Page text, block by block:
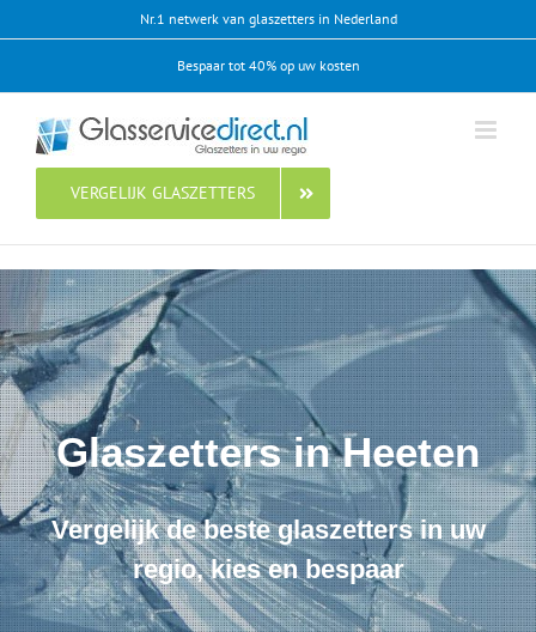
naar
Nr.1 netwerk van glaszetters in Nederland
Bespaar tot 40% op uw kosten
VERGELIJK GLASZETTERS
Glaszetters in Heeten
Vergelijk de beste glaszetters in uw
regio, kies en bespaar